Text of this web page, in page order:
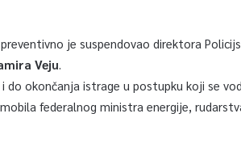
je suspendovao direktora
Veju.
do okončanja istrage u postupku koji se
federalnog ministra energije,